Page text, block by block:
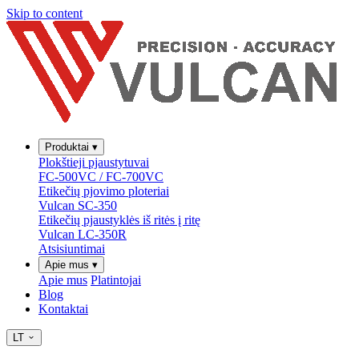
Skip to content
Produktai ▾
Plokštieji pjaustytuvai
FC-500VC / FC-700VC
Etikečių pjovimo ploteriai
Vulcan SC-350
Etikečių pjaustyklės iš ritės į ritę
Vulcan LC-350R
Atsisiuntimai
Apie mus ▾
Apie mus Platintojai
Blog
Kontaktai
LT